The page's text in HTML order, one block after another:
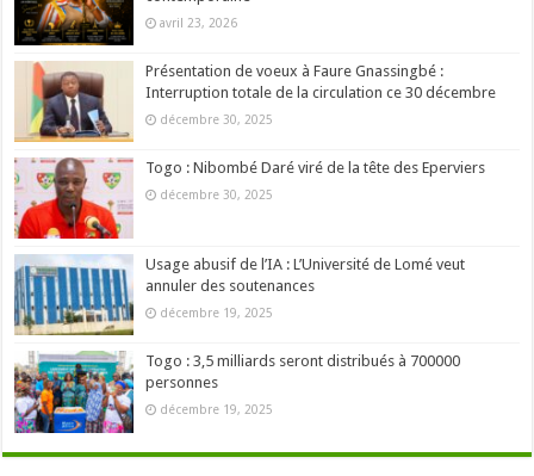
avril 23, 2026
Présentation de voeux à Faure Gnassingbé :
Interruption totale de la circulation ce 30 décembre
décembre 30, 2025
Togo : Nibombé Daré viré de la tête des Eperviers
décembre 30, 2025
Usage abusif de l’IA : L’Université de Lomé veut
annuler des soutenances
décembre 19, 2025
Togo : 3,5 milliards seront distribués à 700000
personnes
décembre 19, 2025